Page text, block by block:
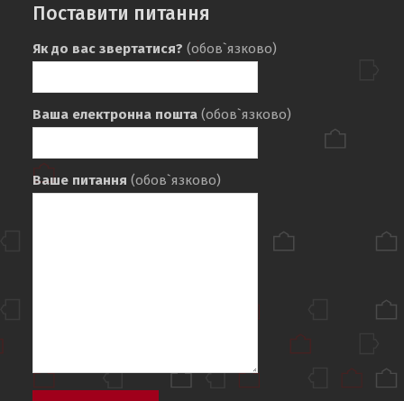
Поставити питання
Як до вас звертатися? (обов`язково)
Ваша електронна пошта (обов`язково)
Ваше питання (обов`язково)